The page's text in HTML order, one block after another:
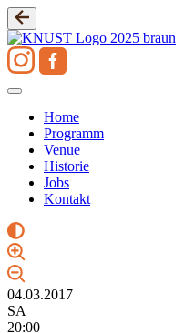
Zum
Inhalt
springen
Home
Programm
Venue
Historie
Jobs
Kontakt
04.03.2017
SA
20:00